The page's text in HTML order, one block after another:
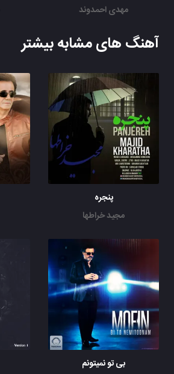
مهدی احمدوند
آهنگ های مشابه بیشتر
پنجره
مجید خراطها
بی تو نمیتونم